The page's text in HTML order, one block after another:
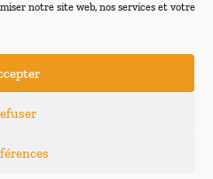
notre site web, nos services et votre
4180,00€